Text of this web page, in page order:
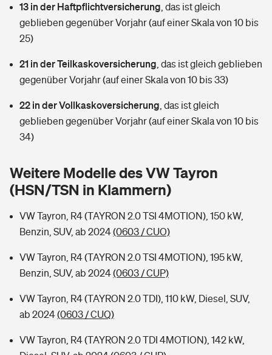
Wer versichert was: Jetzt Versicherer finden
Sie haben Fragen?
Mietkautionsversicherung
Restkreditversicherung
Tools
Hochwasser-Check: Wie gefährdet ist Ihr Haus?
Sie haben Fragen?
Kinderinvalidität
Hundehalter-Haftpflicht
Handyversicherung
Private Cyberversicherung
Zur Übersicht
Kinderunfall-Check: Mehr Sicherheit für deine Kids
Tierkrankenversicherung
Zur Übersicht
Tools
Wer versichert was: Jetzt Versicherer finden
Rentenrechner: Wie viel Geld bekomme ich im Alter?
13 in der Haftpflichtversicherung das ist gleich
geblieben gegenüber Vorjahr (auf einer Skala von 10 bis
25)
21 in der Teilkaskoversicherung das ist gleich geblieben
gegenüber Vorjahr (auf einer Skala von 10 bis 33)
22 in der Vollkaskoversicherung das ist gleich
geblieben gegenüber Vorjahr (auf einer Skala von 10 bis
34)
Weitere Modelle des VW Tayron
(HSN/TSN in Klammern)
VW Tayron, R4 (TAYRON 2.0 TSI 4MOTION), 150 kW,
Benzin, SUV, ab 2024(0603 / CUO)
VW Tayron, R4 (TAYRON 2.0 TSI 4MOTION), 195 kW,
Benzin, SUV, ab 2024(0603 / CUP)
VW Tayron, R4 (TAYRON 2.0 TDI), 110 kW, Diesel, SUV,
ab 2024(0603 / CUQ)
VW Tayron, R4 (TAYRON 2.0 TDI 4MOTION), 142 kW,